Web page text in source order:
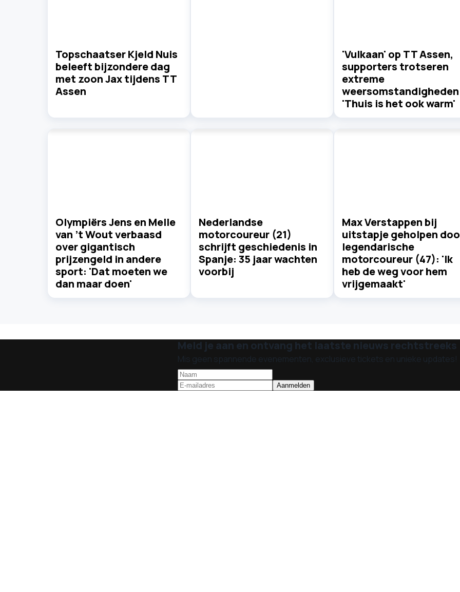
Topschaatser Kjeld Nuis
beleeft bijzondere dag
met zoon Jax tijdens TT
Assen
'Vulkaan' op TT Assen,
supporters trotseren
extreme
'Thuis is het ook warm'
Olympiërs Jens en Melle
van ’t Wout verbaasd
over gigantisch
prijzengeld in andere
sport: 'Dat moeten we
dan maar doen'
Nederlandse
motorcoureur (21)
schrijft geschiedenis in
Spanje: 35 jaar wachten
voorbij
Max Verstappen bij
uitstapje geholpen
legendarische
motorcoureur (47): 'Ik
heb de weg voor hem
vrijgemaakt'
Meld je aan en ontvang het laatste nieuws rechtstreeks
Mis geen spannende evenementen, exclusieve tickets en unieke updates!